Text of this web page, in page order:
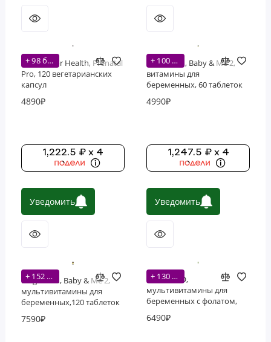
+ 98 бонусов
Designs For Health, Prenatal
Pro, 120 вегетарианских
капсул
4890₽
1,222.5 ₽ x 4
Уведомить
+ 100 бонусов
MegaFood, Baby & Me 2,
витамины для
беременных, 60 таблеток
4990₽
1,247.5 ₽ x 4
Уведомить
+ 152 бонусов
MegaFood, Baby & Me 2,
мультивитамины для
беременных,120 таблеток
7590₽
+ 130 бонусов
NATURELO,
мультивитамины для
беременных с фолатом,
вегетарианских капсул (60
6490₽